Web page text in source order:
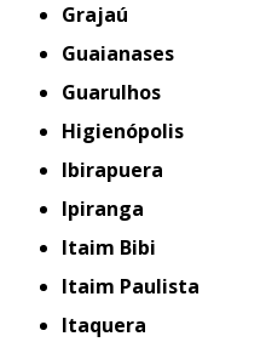
Grajaú
Guaianases
Guarulhos
Higienópolis
Ibirapuera
Ipiranga
Itaim Bibi
Itaim Paulista
Itaquera